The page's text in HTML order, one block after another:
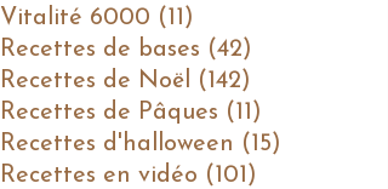
Vitalité 6000 (11)
Recettes de bases (42)
Recettes de Noël (142)
Recettes de Pâques (11)
Recettes d'halloween (15)
Recettes en vidéo (101)